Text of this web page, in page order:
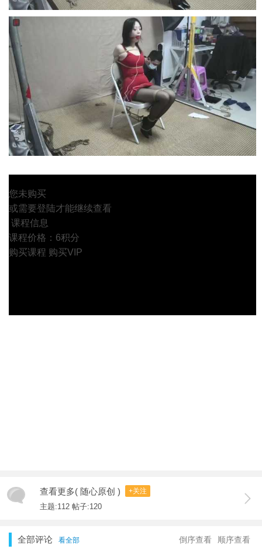
您未购买
或需要登陆才能继续查看
课程信息
课程价格：6积分
购买课程 购买VIP
查看更多( 随心原创 ) +关注
主题:112 帖子:120
全部评论 看全部 顺序查看
倒序查看